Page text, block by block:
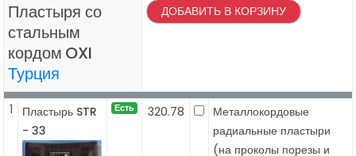
Пластыря со
стальным
кордом OXI
Турция
ДОБАВИТЬ В КОРЗИНУ
1
Пластырь STR
- 33
Есть 320.78
Металлокордовые
радиальные пластыри
(на проколы порезы и